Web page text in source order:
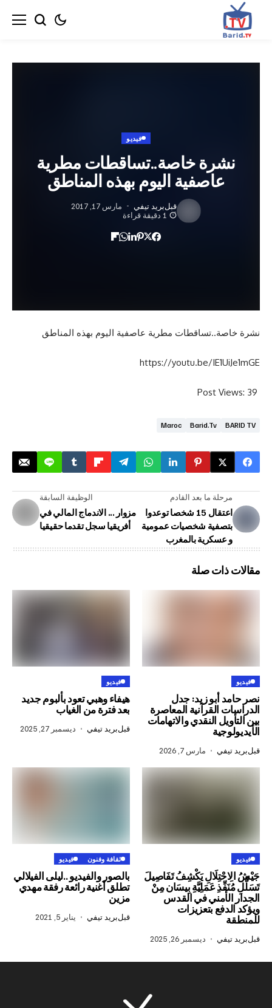
خاصة..تساقطات مطرية
عاصفية اليوم بهذه المناطق
بريد تيفي
مارس 17, 2017
مطرية عاصفية اليوم بهذه المناطق
https://youtu.be/
Post
Barid.tv
Maroc
الوظيفة السابقة
مزوار ... الاندماج المالي في
أفريقيا سجل تقدما حقيقيا
ما بعد القادم
اعتقال 15 شخصا توعدوا
شخصيات عمومية
بالمغرب
صلة
أبو زيد: جدل
القرآنية المعاصرة
النقدي والاتهامات
مارس 7, 2026
هيفاء وهبي تعود بألبوم جديد
بعد فترة من الغياب
قبل ديسمبر 27, 2025
يَكْشِفُ تَفَاصِيلَ
عَمَلِيَّةِ بِيسَان مِنْ
في القدس
بتعزيزات
ديسمبر 26, 2025
فيديو
بالصور والفيديو ..ليلى الفيلالي
تطلق أغنية رائعة رفقة مهدي
مزين
يناير 5, 2021